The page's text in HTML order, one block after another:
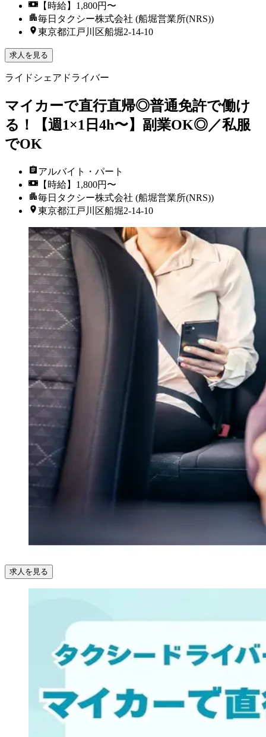
【時給】1,800円〜
毎日タクシー株式会社 (船堀営業所(NRS))
東京都江戸川区船堀2-14-10
求人を見る
ライドシェアドライバー
マイカーで直行直帰◎普通免許で働け
る！【週1×1日4h〜】副業OK◎／私服
でOK
アルバイト・パート
【時給】1,800円〜
毎日タクシー株式会社 (船堀営業所(NRS))
東京都江戸川区船堀2-14-10
求人を見る